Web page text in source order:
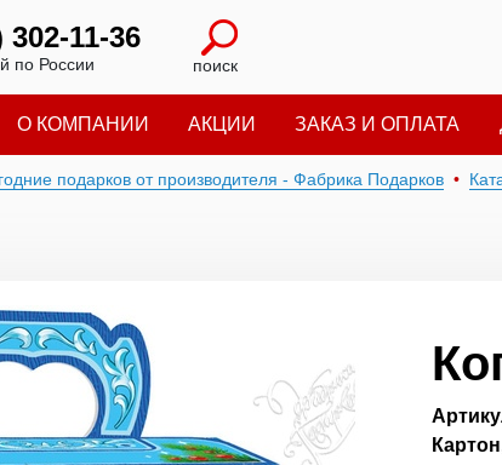
302-11-36
по России поиск
О КОМПАНИИ АКЦИИ ЗАКАЗ И ОПЛАТА
подарков от производителя - Фабрика Подарков